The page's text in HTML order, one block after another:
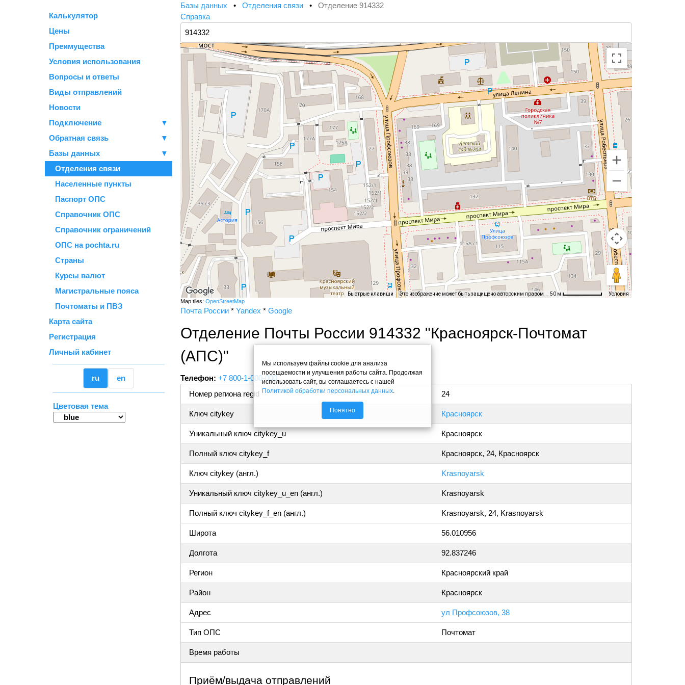
Калькулятор
Цены
Преимущества
Условия использования
Вопросы и ответы
Виды отправлений
Новости
Подключение
▼
Обратная связь
▼
Базы данных
▼
Отделения связи
Населенные пункты
Паспорт ОПС
Справочник ОПС
Справочник ограничений
ОПС на pochta.ru
Страны
Курсы валют
Магистральные пояса
Почтоматы и ПВЗ
Карта сайта
Регистрация
Личный кабинет
ru en
Цветовая тема
Базы данных • Отделения связи • Отделение 914332
Справка
Быстрые клавиши Это изображение может быть защищено авторским правом 50 м Условия
Map tiles: OpenStreetMap
Почта России * Yandex * Google
Отделение Почты России 914332 "Красноярск-Почтомат
(АПС)"
Телефон: +7 800-1-000-000
Номер региона regid
24
Ключ citykey Красноярск
Уникальный ключ citykey_u Красноярск
Полный ключ citykey_f Красноярск, 24, Красноярск
Ключ citykey (англ.) Krasnoyarsk
Уникальный ключ citykey_u_en (англ.) Krasnoyarsk
Полный ключ citykey_f_en (англ.) Krasnoyarsk, 24, Krasnoyarsk
Широта 56.010956
Долгота 92.837246
Регион Красноярский край
Район Красноярск
Адрес ул Профсоюзов, 38
Тип ОПС Почтомат
Время работы
Приём/выдача отправлений
Мы используем файлы cookie для анализа
посещаемости и улучшения работы сайта. Продолжая
использовать сайт, вы соглашаетесь с нашей
Политикой обработки персональных данных.
Понятно